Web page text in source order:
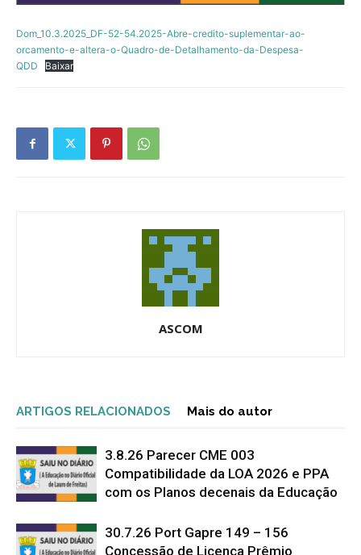
Dom_10.3.2025_DF-52-54.2025-Abre-credito-suplementar-ao-
orcamento-e-altera-o-Quadro-de-Detalhamento-da-Despesa-
QDD
Baixar
ASCOM
ARTIGOS RELACIONADOS Mais do autor
3.8.26 Parecer CME 003
Compatibilidade da LOA 2026 e PPA
com os Planos decenais da Educação
30.7.26 Port Gapre 149 – 156
Concessão de Licença Prêmio